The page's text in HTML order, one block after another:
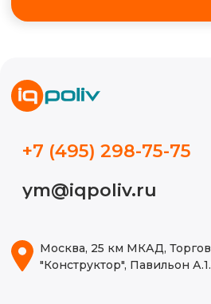
© 2015-2026, Все права защищены
Политика конфиденциальности
ИП Волынкина Диана
ИНН 772471971498
ОГРНИП
Обучение автополиву
Видео
Кейсы